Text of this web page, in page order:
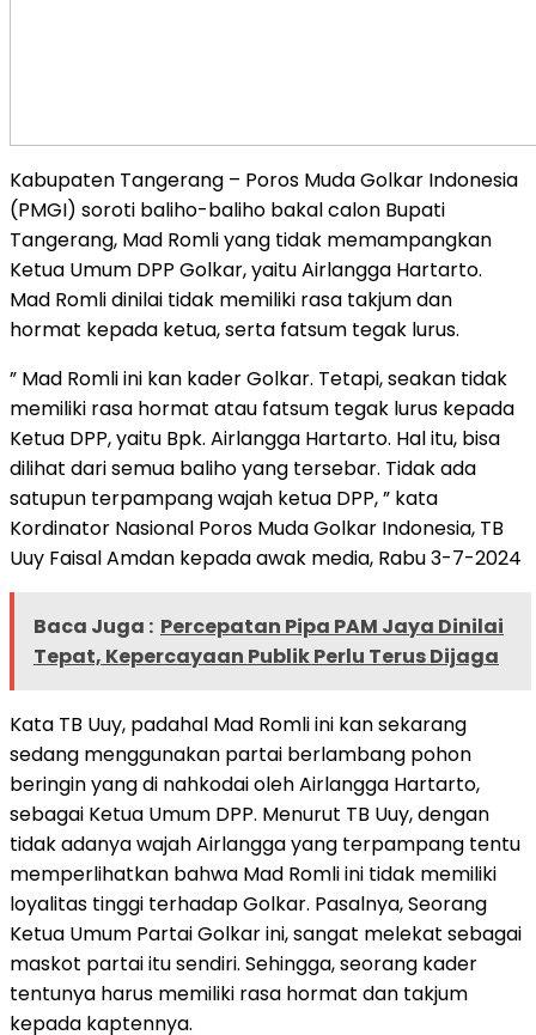
Kabupaten Tangerang – Poros Muda Golkar Indonesia
(PMGI) soroti baliho-baliho bakal calon Bupati
Tangerang, Mad Romli yang tidak memampangkan
Ketua Umum DPP Golkar, yaitu Airlangga Hartarto.
Mad Romli dinilai tidak memiliki rasa takjum dan
hormat kepada ketua, serta fatsum tegak lurus.
” Mad Romli ini kan kader Golkar. Tetapi, seakan tidak
memiliki rasa hormat atau fatsum tegak lurus kepada
Ketua DPP, yaitu Bpk. Airlangga Hartarto. Hal itu, bisa
dilihat dari semua baliho yang tersebar. Tidak ada
satupun terpampang wajah ketua DPP, ” kata
Kordinator Nasional Poros Muda Golkar Indonesia, TB
Uuy Faisal Amdan kepada awak media, Rabu 3-7-2024
Baca Juga : Percepatan Pipa PAM Jaya Dinilai
Tepat, Kepercayaan Publik Perlu Terus Dijaga
Kata TB Uuy, padahal Mad Romli ini kan sekarang
sedang menggunakan partai berlambang pohon
beringin yang di nahkodai oleh Airlangga Hartarto,
sebagai Ketua Umum DPP. Menurut TB Uuy, dengan
tidak adanya wajah Airlangga yang terpampang tentu
memperlihatkan bahwa Mad Romli ini tidak memiliki
loyalitas tinggi terhadap Golkar. Pasalnya, Seorang
Ketua Umum Partai Golkar ini, sangat melekat sebagai
maskot partai itu sendiri. Sehingga, seorang kader
tentunya harus memiliki rasa hormat dan takjum
kepada kaptennya.